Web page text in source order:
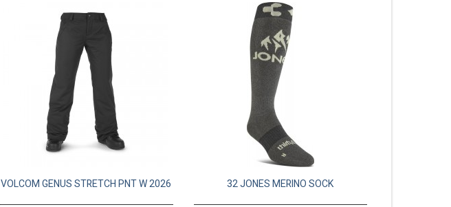
32 JONES MERINO SOCK
VOLCOM GENUS STRETCH PNT W 2026